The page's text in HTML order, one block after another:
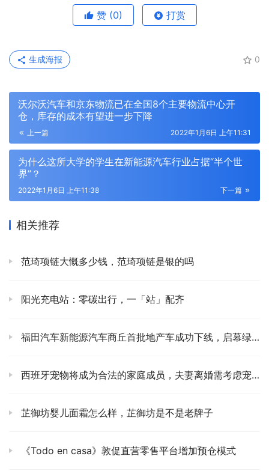
赞 (0) 打赏
0
生成海报
沃尔沃汽车和京东物流已在全国8个主要物流中心开
仓，库存的成本有望进一步下降
上一篇 2022年1月6日 上午11:31
为什么这所大学的学生在新能源汽车行业占据“半个世
界”？
下一篇
2022年1月6日 上午11:38
相关推荐
范琦项链大慨多少钱，范琦项链是银的吗
阳光充电站：零碳出行，一「站」配齐
福田汽车新能源汽车商丘首批地产车成功下线，启幕绿色出行新篇章
西班牙宠物将成为合法的家庭成员，夫妻离婚需考虑宠物福利问题
芷御坊婴儿面霜怎么样，芷御坊是不是老牌子
《Todo en casa》敦促直营零售平台增加预仓模式